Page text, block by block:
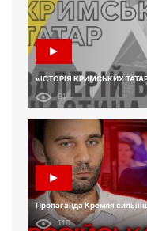
«ІСТОРІЯ КРИМСЬКИХ
91
Пропаганда Кремля
110